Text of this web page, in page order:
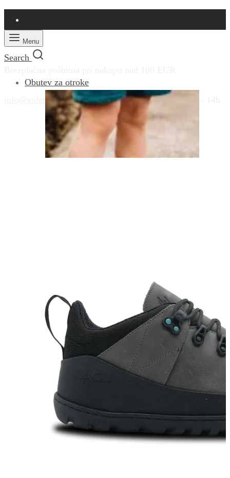
info@solemio.si |+386 41 431 410|Pon - Pet: 9 - 14h
Menu
Search
Obutev za otroke
Obutev za otroke
Bosonog obutev za otroke
Čevlji
Sandali
Dežni škornji
Obutev za prve korake
Gležnarji
Zimski škornji